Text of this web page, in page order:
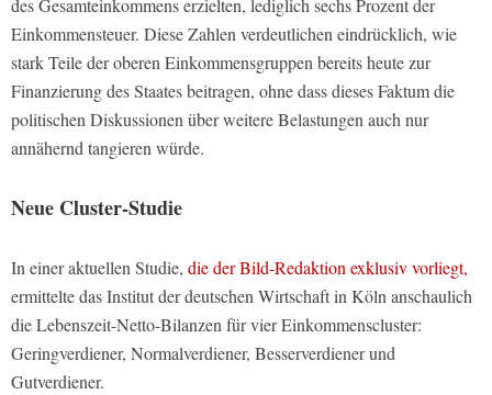
des Gesamteinkommens erzielten, lediglich sechs Prozent der
Einkommensteuer. Diese Zahlen verdeutlichen eindrücklich, wie
stark Teile der oberen Einkommensgruppen bereits heute zur
Finanzierung des Staates beitragen, ohne dass dieses Faktum die
politischen Diskussionen über weitere Belastungen auch nur
annähernd tangieren würde.
Neue Cluster-Studie
In einer aktuellen Studie, die der Bild-Redaktion exklusiv vorliegt,
ermittelte das Institut der deutschen Wirtschaft in Köln anschaulich
die Lebenszeit-Netto-Bilanzen für vier Einkommenscluster:
Geringverdiener, Normalverdiener, Besserverdiener und
Gutverdiener.